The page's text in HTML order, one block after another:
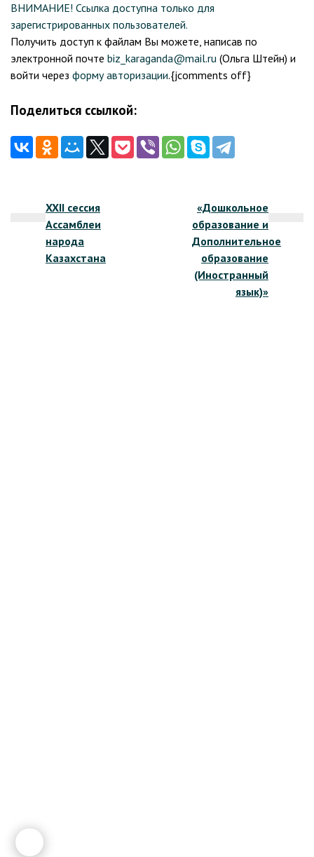
ВНИМАНИЕ! Ссылка доступна только для
зарегистрированных пользователей.
Получить доступ к файлам Вы можете, написав по
электронной почте biz_karaganda@mail.ru (Ольга Штейн) и
войти через форму авторизации.{jcomments off}
Поделиться ссылкой:
записям
XXII сессия
Ассамблеи
народа
Казахстана
«Дошкольное
образование и
Дополнительное
образование
(Иностранный
язык)»